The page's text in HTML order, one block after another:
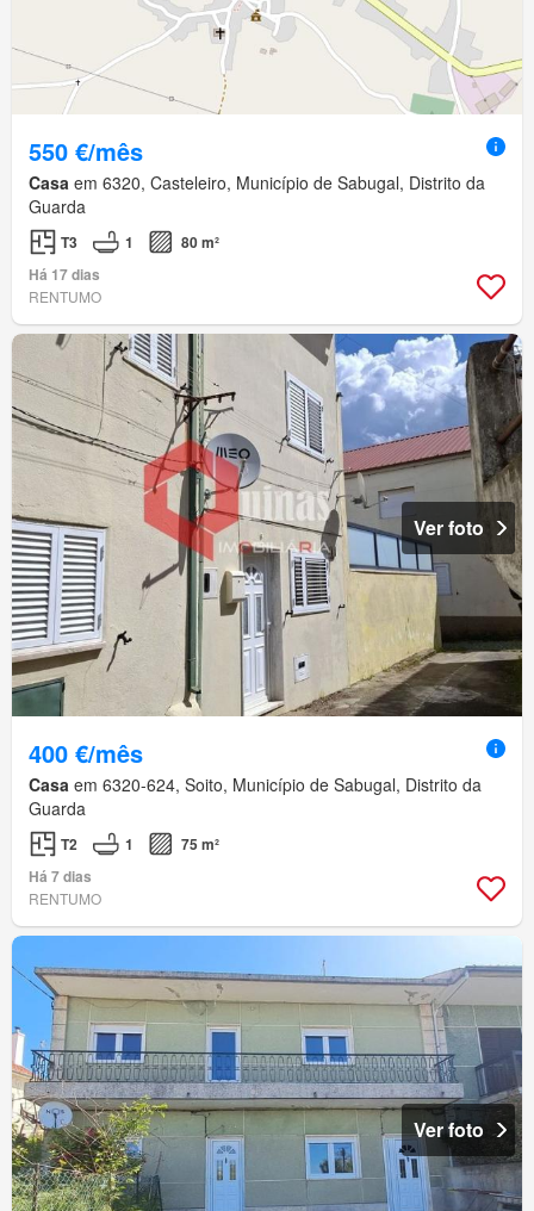
550 €/mês
Casa em 6320, Casteleiro, Município de Sabugal, Distrito da
Guarda
T3 1
80 m²
Há 17 dias
RENTUMO
Ver foto
400 €/mês
Casa em 6320-624, Soito, Município de Sabugal, Distrito da
Guarda
T2 1
75 m²
Há 7 dias
RENTUMO
Ver foto